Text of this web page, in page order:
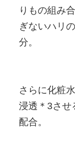
りもの組み
ぎないハリ
分。
さらに化粧
浸透＊3させ
配合。